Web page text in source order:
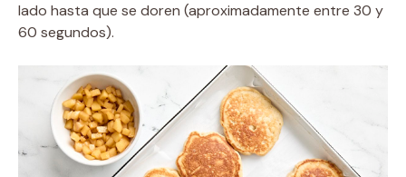
lado hasta que se doren (aproximadamente entre 30 y
60 segundos).